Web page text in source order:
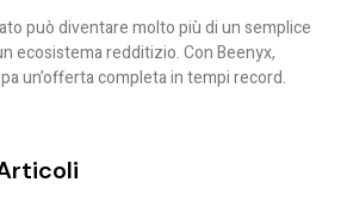
può diventare molto più di un semplice
ecosistema redditizio. Con Beenyx,
un’offerta completa in tempi record.